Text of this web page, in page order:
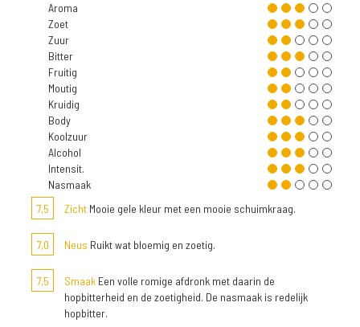
Aroma
Zoet
Zuur
Bitter
Fruitig
Moutig
Kruidig
Body
Koolzuur
Alcohol
Intensit.
Nasmaak
7,5
Zicht Mooie gele kleur met een mooie schuimkraag.
7,0 Neus Ruikt wat bloemig en zoetig.
7,5 Smaak Een volle romige afdronk met daarin de
hopbitterheid en de zoetigheid. De nasmaak is redelijk
hopbitter.